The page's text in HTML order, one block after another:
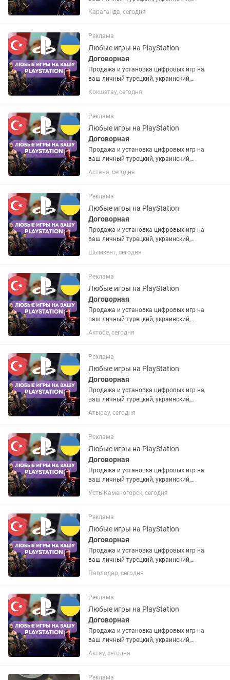
американский или польский PSN
аккаунт. Если аккаунта нет – помогу
запросу. Работают на PS4 и...
Караганда, сегодня
Реклама
Любые игры на PlayStation
Договорная
Продажа и установка цифровых игр на
ваш личный турецкий, украинский,
американский или польский PSN
аккаунт. Если аккаунта нет – помогу
запросу. Работают на PS4 и...
Кокшетау, сегодня
Реклама
Любые игры на PlayStation
Договорная
Продажа и установка цифровых игр на
ваш личный турецкий, украинский,
американский или польский PSN
аккаунт. Если аккаунта нет – помогу
запросу. Работают на PS4 и...
Астана, сегодня
Реклама
Любые игры на PlayStation
Договорная
Продажа и установка цифровых игр на
ваш личный турецкий, украинский,
американский или польский PSN
запросу. Работают на PS4 и...
Шымкент, сегодня
Реклама
Любые игры на PlayStation
Договорная
Продажа и установка цифровых игр на
ваш личный турецкий, украинский,
американский или польский PSN
аккаунт. Если аккаунта нет – помогу
запросу. Работают на PS4 и...
Актобе, сегодня
Реклама
Любые игры на PlayStation
Договорная
Продажа и установка цифровых игр на
ваш личный турецкий, украинский,
американский или польский PSN
аккаунт. Если аккаунта нет – помогу
запросу. Работают на PS4 и...
Атырау, сегодня
Реклама
Любые игры на PlayStation
Договорная
Продажа и установка цифровых игр на
ваш личный турецкий, украинский,
американский или польский PSN
запросу. Работают на PS4 и...
Усть-Каменогорск, сегодня
Реклама
Любые игры на PlayStation
Договорная
Продажа и установка цифровых игр на
ваш личный турецкий, украинский,
американский или польский PSN
аккаунт. Если аккаунта нет – помогу
запросу. Работают на PS4 и...
Павлодар, сегодня
Реклама
Любые игры на PlayStation
Договорная
Продажа и установка цифровых игр на
ваш личный турецкий, украинский,
американский или польский PSN
аккаунт. Если аккаунта нет – помогу
запросу. Работают на PS4 и...
Актау, сегодня
Реклама